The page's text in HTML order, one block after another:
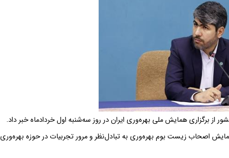
برگزاری همایش ملی بهره‌وری ایران در روز سه‌شنبه اول خردادماه خبر داد.
اصحاب زیست بوم بهره‌وری به تبادل‌نظر و مرور تجربیات در حوزه بهره‌وری